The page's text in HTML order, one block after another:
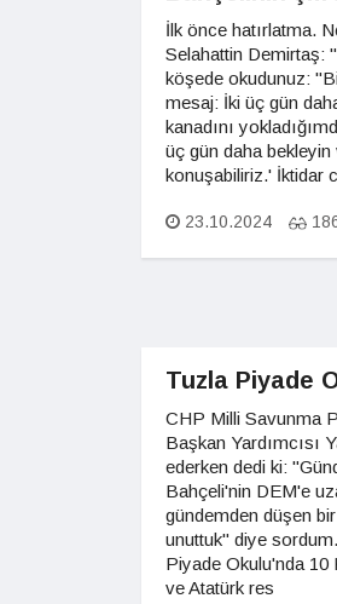
İlk önce hatırlatma.
Selahattin Demirtaş:
köşede okudunuz:
mesaj: İki üç gün
kanadını
üç gün daha bekleyin
konuşabiliriz.' İktidar
23.10.2024
Tuzla Piyade
CHP Milli Savunma
Başkan Yardımcısı
ederken dedi ki:
Bahçeli'nin DEM'e
gündemden düşen
unuttuk" diye
Piyade Okulu'nda 10
ve Atatürk res